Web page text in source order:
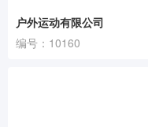
户外运动有限公司
编号：10160